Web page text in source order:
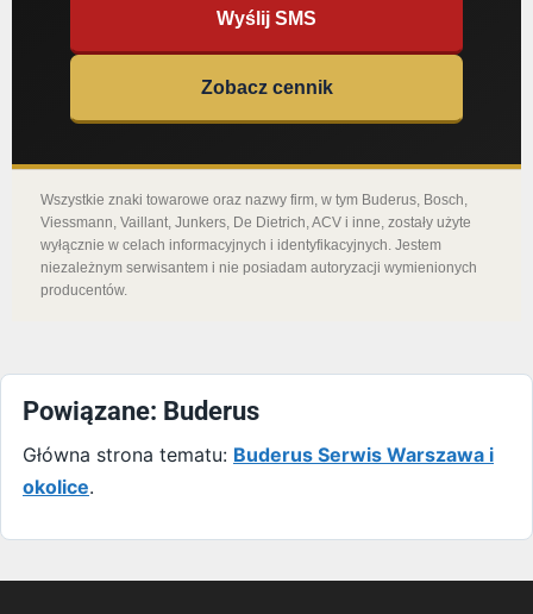
Wyślij SMS
Zobacz cennik
Wszystkie znaki towarowe oraz nazwy firm, w tym Buderus, Bosch,
Viessmann, Vaillant, Junkers, De Dietrich, ACV i inne, zostały użyte
wyłącznie w celach informacyjnych i identyfikacyjnych. Jestem
niezależnym serwisantem i nie posiadam autoryzacji wymienionych
producentów.
Powiązane: Buderus
Główna strona tematu: Buderus Serwis Warszawa i
okolice.